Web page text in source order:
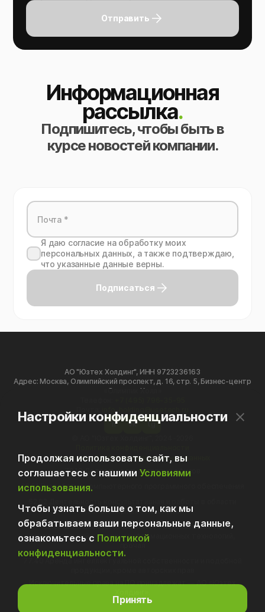
Отправить
Информационная
рассылка.
Подпишитесь, чтобы быть в
курсе новостей компании.
Я даю согласие на обработку моих
персональных данных, а также подтверждаю,
что указанные данные верны.
Подписаться
АО "Юзтех Холдинг", ИНН 9723236163
Адрес: Москва, Олимпийский проспект, д. 16, стр. 5, Бизнес-центр
«Олимпик Холл»
info-holding@usetech.ru
h
vk
tg
Политика обработки персональных данных
70.10 Деятельность головных офисов
62.01 Разработка компьютерного программного обеспечения
компьютерных технологий
62.09 Деятельность, связанная с использованием
вычислительной техники и информационных технологий,
77.40 Аренда интеллектуальной собственности и подобной
Исключительные права на ПО принадлежат — АО «Юзтех
Настройки конфиденциальности
Продолжая использовать сайт, вы
соглашаетесь с нашими Условиями
использования.
Чтобы узнать больше о том, как мы
обрабатываем ваши персональные данные,
ознакомьтесь с Политикой
конфиденциальности.
Принять